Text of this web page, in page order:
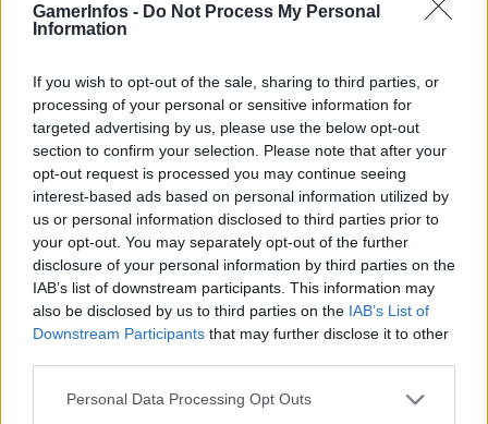
GamerInfos - Do Not Process My Personal
Information
If you wish to opt-out of the sale, sharing to third parties, or
processing of your personal or sensitive information for
targeted advertising by us, please use the below opt-out
section to confirm your selection. Please note that after your
opt-out request is processed you may continue seeing
interest-based ads based on personal information utilized by
us or personal information disclosed to third parties prior to
your opt-out. You may separately opt-out of the further
disclosure of your personal information by third parties on the
IAB’s list of downstream participants. This information may
also be disclosed by us to third parties on the IAB’s List of
Downstream Participants that may further disclose it to other
Personal Data Processing Opt Outs